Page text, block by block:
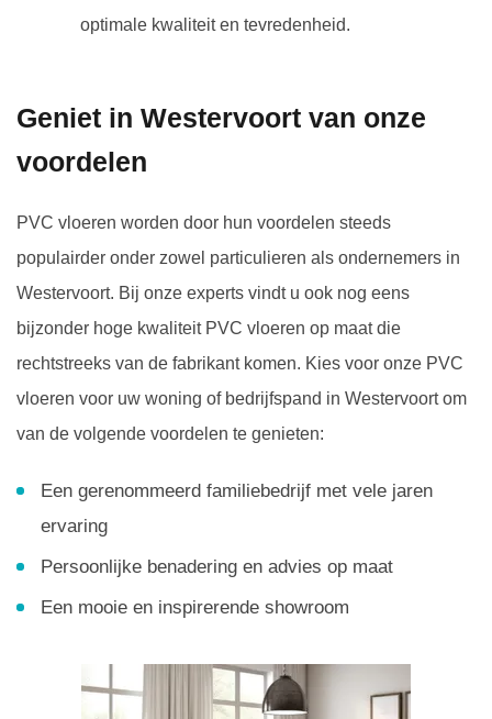
optimale kwaliteit en tevredenheid.
Geniet in Westervoort van onze
voordelen
PVC vloeren worden door hun voordelen steeds
populairder onder zowel particulieren als ondernemers in
Westervoort. Bij onze experts vindt u ook nog eens
bijzonder hoge kwaliteit PVC vloeren op maat die
rechtstreeks van de fabrikant komen. Kies voor onze PVC
vloeren voor uw woning of bedrijfspand in Westervoort om
van de volgende voordelen te genieten:
Een gerenommeerd familiebedrijf met vele jaren
ervaring
Persoonlijke benadering en advies op maat
Een mooie en inspirerende showroom